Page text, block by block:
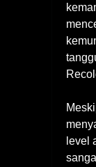
level